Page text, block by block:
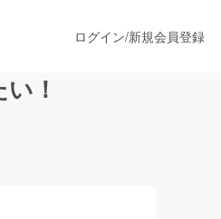
ログイン/新規会員登録
！